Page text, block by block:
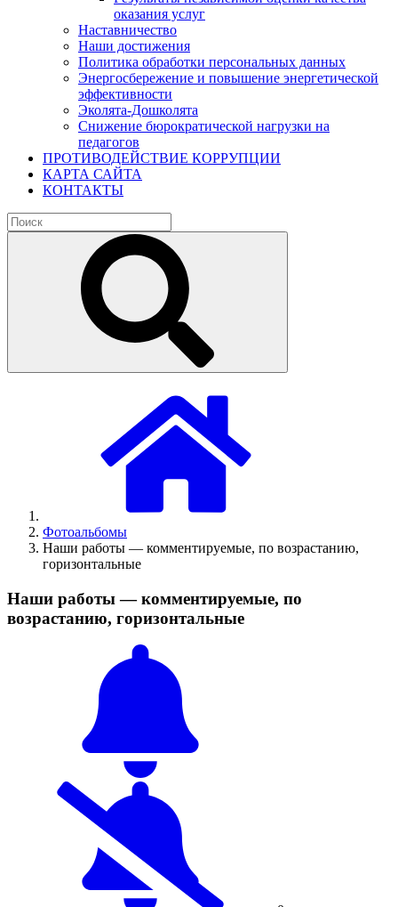
оказания услуг
Наставничество
Наши достижения
Политика обработки персональных данных
Энергосбережение и повышение энергетической
эффективности
Эколята-Дошколята
Снижение бюрократической нагрузки на
педагогов
ПРОТИВОДЕЙСТВИЕ КОРРУПЦИИ
КАРТА САЙТА
КОНТАКТЫ
Фотоальбомы
Наши работы — комментируемые, по возрастанию,
горизонтальные
Наши работы — комментируемые, по
возрастанию, горизонтальные